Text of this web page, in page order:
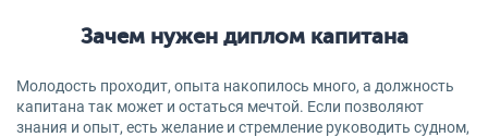
Зачем нужен диплом капитана
Молодость проходит, опыта накопилось много, а должность
капитана так может и остаться мечтой. Если позволяют
знания и опыт, есть желание и стремление руководить судном,